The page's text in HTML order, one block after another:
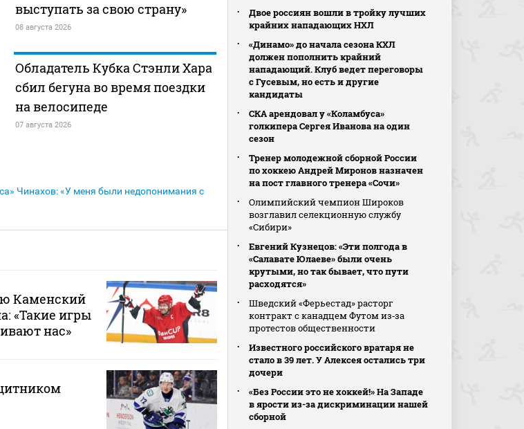
выступать за свою страну»
08 августа 2026
Обладатель Кубка Стэнли Хара
сбил бегуна во время поездки
на велосипеде
07 августа 2026
Чинахов: «У меня были недопонимания с
Каменский
«Такие игры
нас»
Двое россиян вошли в тройку лучших
крайних нападающих НХЛ
«Динамо» до начала сезона КХЛ
должен пополнить крайний
нападающий. Клуб ведет переговоры
с Гусевым, но есть и другие
кандидаты
СКА арендовал у «Коламбуса»
голкипера Сергея Иванова на один
сезон
Тренер молодежной сборной России
по хоккею Андрей Миронов назначен
на пост главного тренера «Сочи»
Олимпийский чемпион Широков
возглавил селекционную службу
«Сибири»
Евгений Кузнецов: «Эти полгода в
«Салавате Юлаеве» были очень
крутыми, но так бывает, что пути
расходятся»
Шведский «Ферьестад» расторг
контракт с канадцем Футом из‑за
протестов общественности
Известного российского вратаря не
стало в 39 лет. У Алексея остались три
дочери
«Без России это не хоккей!» На Западе
в ярости из-за дискриминации нашей
сборной